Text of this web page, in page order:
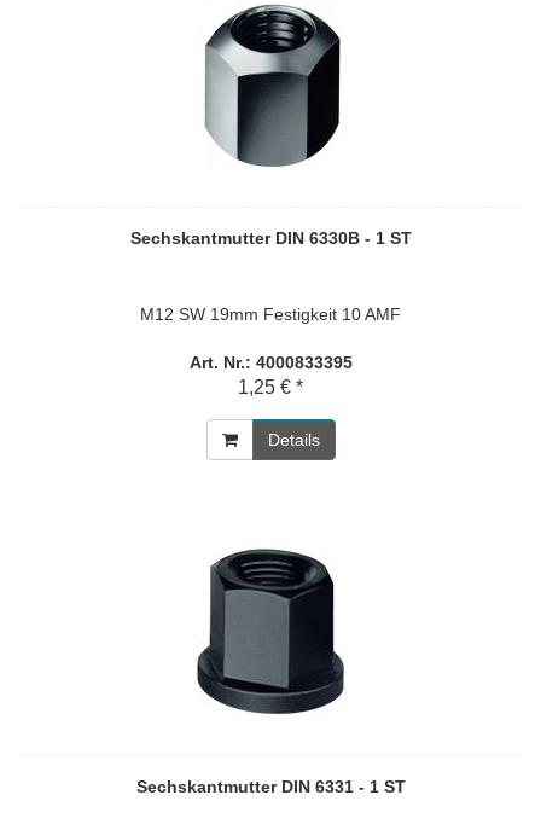
Sechskantmutter DIN 6330B - 1 ST
M12 SW 19mm Festigkeit 10 AMF
Art. Nr.: 4000833395
1,25 € *
Details
Sechskantmutter DIN 6331 - 1 ST